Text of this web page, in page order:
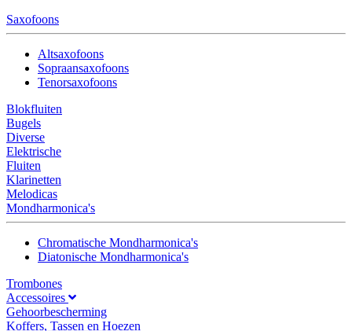
Saxofoons
Altsaxofoons
Sopraansaxofoons
Tenorsaxofoons
Blokfluiten
Bugels
Diverse
Elektrische
Fluiten
Klarinetten
Melodicas
Mondharmonica's
Chromatische Mondharmonica's
Diatonische Mondharmonica's
Trombones
Accessoires
Gehoorbescherming
Koffers, Tassen en Hoezen